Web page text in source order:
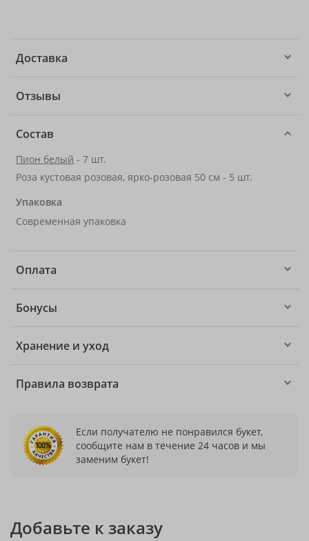
Доставка
Отзывы
Состав
Пион белый - 7 шт.
Роза кустовая розовая, ярко-розовая 50 см - 5 шт.
Упаковка
Современная упаковка
Оплата
Бонусы
Хранение и уход
Правила возврата
Если получателю не понравился букет,
сообщите нам в течение 24 часов и мы
заменим букет!
Добавьте к заказу